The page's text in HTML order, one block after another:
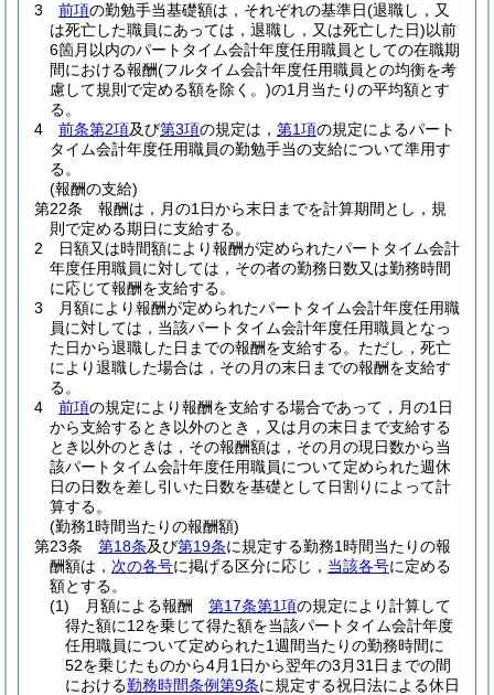
3
前項の勤勉手当基礎額は，それぞれの基準日(退職し，又
は死亡した職員にあっては，退職し，又は死亡した日)以前
6箇月以内のパートタイム会計年度任用職員としての在職期
間における報酬(フルタイム会計年度任用職員との均衡を考
慮して規則で定める額を除く。)の1月当たりの平均額とす
る。
4
前条第2項及び第3項の規定は， 第1項の規定によるパート
タイム会計年度任用職員の勤勉手当の支給について準用す
る。
(報酬の支給)
第22条
報酬は，月の1日から末日までを計算期間とし，規
則で定める期日に支給する。
2
日額又は時間額により報酬が定められたパートタイム会計
年度任用職員に対しては，その者の勤務日数又は勤務時間
に応じて報酬を支給する。
3
月額により報酬が定められたパートタイム会計年度任用職
員に対しては，当該パートタイム会計年度任用職員となっ
た日から退職した日までの報酬を支給する。 ただし，死亡
により退職した場合は，その月の末日までの報酬を支給す
る。
4
前項の規定により報酬を支給する場合であって，月の1日
から支給するとき以外のとき，又は月の末日まで支給する
とき以外のときは，その報酬額は，その月の現日数から当
該パートタイム会計年度任用職員について定められた週休
日の日数を差し引いた日数を基礎として日割りによって計
算する。
(勤務1時間当たりの報酬額)
第23条
第18条及び第19条に規定する勤務1時間当たりの報
酬額は， 次の各号に掲げる区分に応じ， 当該各号に定める
額とする。
(1)
月額による報酬 第17条第1項の規定により計算して
得た額に12を乗じて得た額を当該パートタイム会計年度
任用職員について定められた1週間当たりの勤務時間に
52を乗じたものから4月1日から翌年の3月31日までの間
における勤務時間条例第9条に規定する祝日法による休日